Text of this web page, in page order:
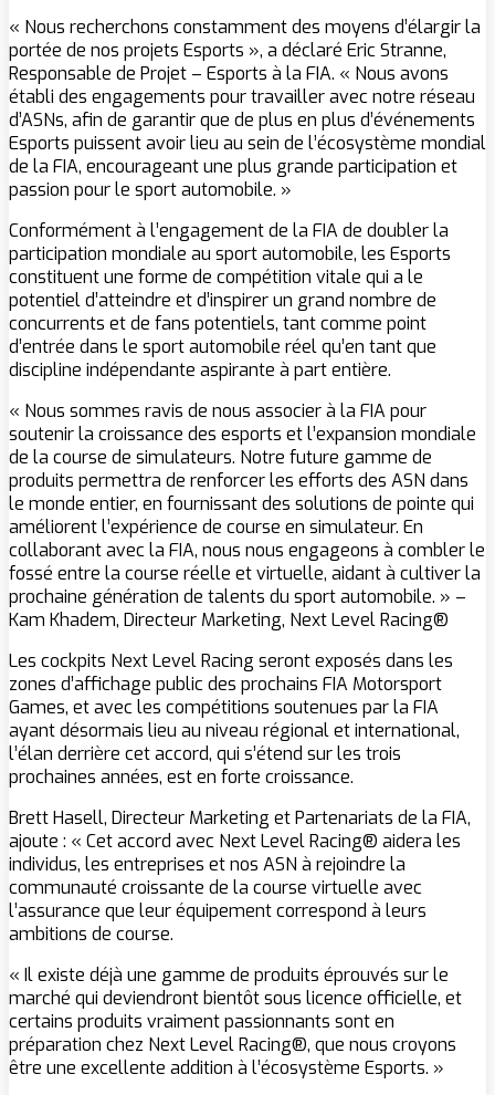
« Nous recherchons constamment des moyens d’élargir la
portée de nos projets Esports », a déclaré Eric Stranne,
Responsable de Projet – Esports à la FIA. « Nous avons
établi des engagements pour travailler avec notre réseau
d’ASNs, afin de garantir que de plus en plus d’événements
Esports puissent avoir lieu au sein de l’écosystème mondial
de la FIA, encourageant une plus grande participation et
passion pour le sport automobile. »
Conformément à l’engagement de la FIA de doubler la
participation mondiale au sport automobile, les Esports
constituent une forme de compétition vitale qui a le
potentiel d’atteindre et d’inspirer un grand nombre de
concurrents et de fans potentiels, tant comme point
d’entrée dans le sport automobile réel qu’en tant que
discipline indépendante aspirante à part entière.
« Nous sommes ravis de nous associer à la FIA pour
soutenir la croissance des esports et l’expansion mondiale
de la course de simulateurs. Notre future gamme de
produits permettra de renforcer les efforts des ASN dans
le monde entier, en fournissant des solutions de pointe qui
améliorent l’expérience de course en simulateur. En
collaborant avec la FIA, nous nous engageons à combler le
fossé entre la course réelle et virtuelle, aidant à cultiver la
prochaine génération de talents du sport automobile. » –
Kam Khadem, Directeur Marketing, Next Level Racing®
Les cockpits Next Level Racing seront exposés dans les
zones d’affichage public des prochains FIA Motorsport
Games, et avec les compétitions soutenues par la FIA
ayant désormais lieu au niveau régional et international,
l’élan derrière cet accord, qui s’étend sur les trois
prochaines années, est en forte croissance.
Brett Hasell, Directeur Marketing et Partenariats de la FIA,
ajoute : « Cet accord avec Next Level Racing® aidera les
individus, les entreprises et nos ASN à rejoindre la
communauté croissante de la course virtuelle avec
l’assurance que leur équipement correspond à leurs
ambitions de course.
« Il existe déjà une gamme de produits éprouvés sur le
marché qui deviendront bientôt sous licence officielle, et
certains produits vraiment passionnants sont en
préparation chez Next Level Racing®, que nous croyons
être une excellente addition à l’écosystème Esports. »